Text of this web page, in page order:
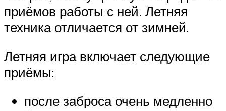
приёмов работы с ней. Летняя
техника отличается от зимней.
Летняя игра включает следующие
приёмы:
после заброса очень медленно